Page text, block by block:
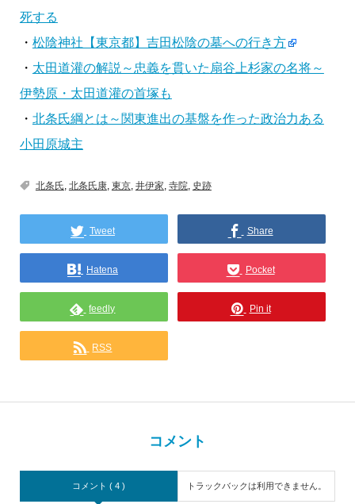
死する
・ 松陰神社【東京都】吉田松陰の墓への行き方
・ 太田道灌の解説～忠義を貫いた扇谷上杉家の名将～
伊勢原・太田道灌の首塚も
・ 北条氏綱とは～関東進出の基盤を作った政治力ある
小田原城主
北条氏, 北条氏康, 東京, 井伊家, 寺院, 史跡
Tweet Share
Hatena Pocket
feedly Pin it
RSS
コメント
コメント ( 4 ) トラックバックは利用できません。